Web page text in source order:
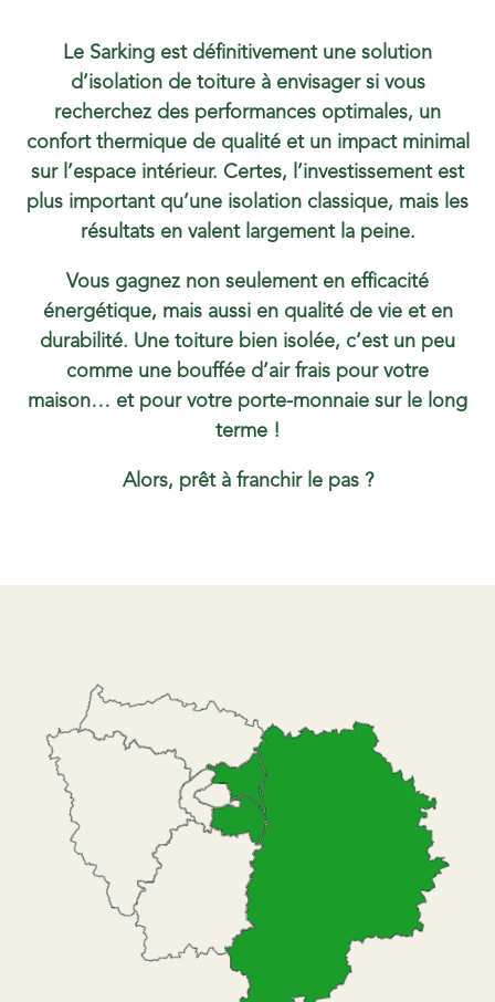
Le Sarking est définitivement une solution
d’isolation de toiture à envisager si vous
recherchez des performances optimales, un
confort thermique de qualité et un impact minimal
sur l’espace intérieur. Certes, l’investissement est
plus important qu’une isolation classique, mais les
résultats en valent largement la peine.
Vous gagnez non seulement en efficacité
énergétique, mais aussi en qualité de vie et en
durabilité. Une toiture bien isolée, c’est un peu
comme une bouffée d’air frais pour votre
maison… et pour votre porte-monnaie sur le long
terme !
Alors, prêt à franchir le pas ?